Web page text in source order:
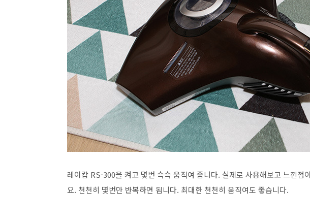
레이캅 RS-300을 켜고 몇번 슥슥 움직여 줍니다. 실제로 사용해보고 느낀점
요. 천천히 몇번만 반복하면 됩니다. 최대한 천천히 움직여도 좋습니다.